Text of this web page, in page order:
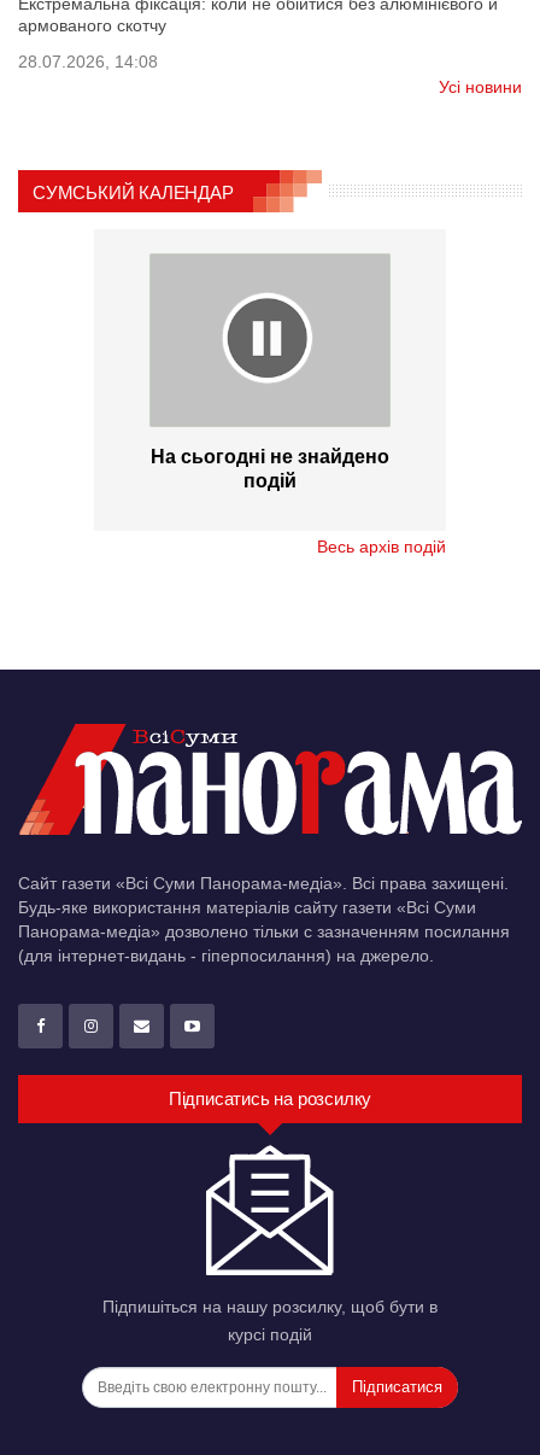
Екстремальна фіксація: коли не обійтися без алюмінієвого й
армованого скотчу
28.07.2026, 14:08
Усі новини
СУМСЬКИЙ КАЛЕНДАР
На сьогодні не знайдено
подій
Весь архів подій
Сайт газети «Всі Суми Панорама-медіа». Всі права захищені.
Будь-яке використання матеріалів сайту газети «Всі Суми
Панорама-медіа» дозволено тільки c зазначенням посилання
(для інтернет-видань - гіперпосилання) на джерело.
Підписатись на розсилку
Підпишіться на нашу розсилку, щоб бути в
курсі подій
Підписатися